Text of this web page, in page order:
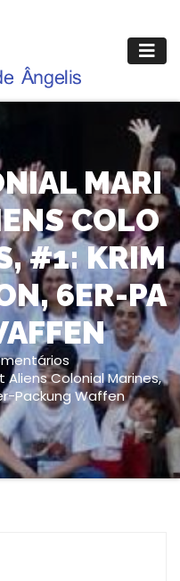
MARI
COLO
#1: KRIM
6ER-PA
Aliens Colonial Marines,
Packung Waffen